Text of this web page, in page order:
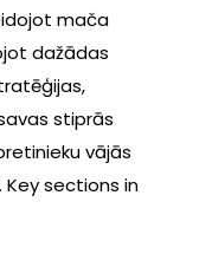
mača
dažādas
stiprās
vājās
sections in